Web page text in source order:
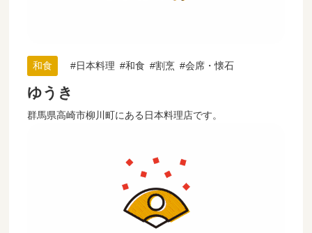
和食 日本料理 和食 割烹 会席・懐石
ゆうき
群馬県高崎市柳川町にある日本料理店です。